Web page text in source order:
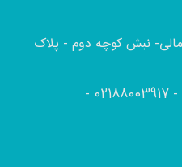
نبش کوچه دوم - پلاک
-
02188003917
-